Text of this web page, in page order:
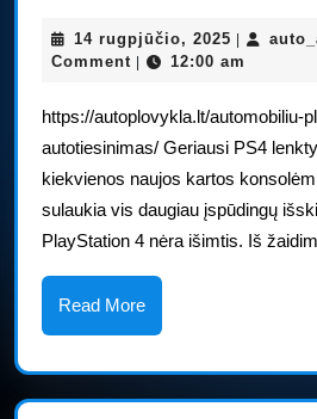
PS4
žaidimų
14 rugpjūčio, 2025 14
rugpjūčio,
Comment
12:00 am
https://autoplovykla.lt/automobiliu-
autotiesinimas/ Geriausi PS4
kiekvienos naujos kartos
sulaukia vis daugiau įspūdingų
PlayStation 4 nėra išimtis. Iš
Read MoreRead
More